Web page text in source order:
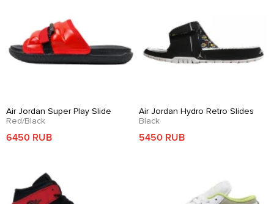
Air Jordan Super Play Slide
Red/Black
6450 RUB
Air Jordan Hydro Retro Slides
Black
5450 RUB